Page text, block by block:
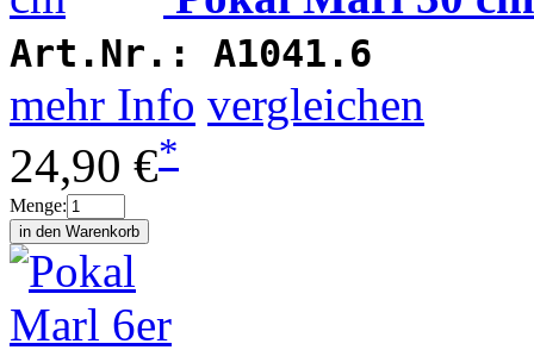
Art.Nr.: A1041.6
mehr Info vergleichen
24,90 €*
Menge: